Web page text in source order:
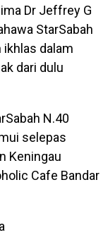
Dr Jeffrey G
StarSabah
ikhlas dalam
dari dulu
N.40
selepas
Keningau
Cafe Bandar